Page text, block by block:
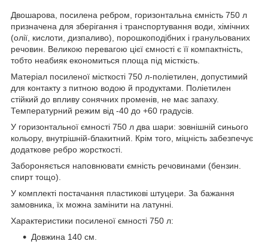
Двошарова, посилена ребром, горизонтальна ємність 750 л
призначена для зберігання і транспортування води, хімічних
(олії, кислоти, дизпаливо), порошкоподібних і гранульованих
речовин. Великою перевагою цієї ємності є її компактність,
тобто неабияк економиться площа під місткість.
Матеріал посиленої місткості 750 л-поліетилен, допустимий
для контакту з питною водою й продуктами. Поліетилен
стійкий до впливу сонячних променів, не має запаху.
Температурний режим від -40 до +60 градусів.
У горизонтальної ємності 750 л два шари: зовнішній синього
кольору, внутрішній-блакитний. Крім того, міцність забезпечує
додаткове ребро жорсткості.
Забороняється наповнювати ємність речовинами (бензин.
спирт тощо).
У комплекті постачання пластикові штуцери. За бажання
замовника, їх можна замінити на латунні.
Характеристики посиленої ємності 750 л:
Довжина 140 см.